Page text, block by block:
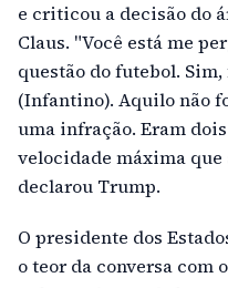
e criticou a decisão do
Claus. "Você está me
questão do futebol.
(Infantino). Aquilo não
uma infração. Eram
velocidade máxima que
declarou Trump.
O presidente dos
o teor da conversa com